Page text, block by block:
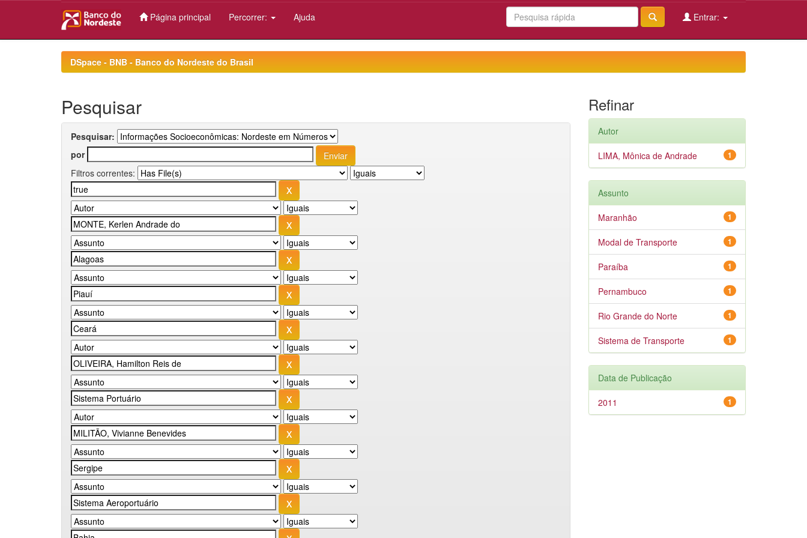
Página principal Percorrer: Ajuda Entrar:
DSpace - BNB - Banco do Nordeste do Brasil
Pesquisar
Pesquisar:
por
Filtros correntes:
Refinar
Autor
1
LIMA, Mônica de Andrade
Assunto
1
Maranhão
1
Modal de Transporte
1
Paraíba
1
Pernambuco
1
Rio Grande do Norte
1
Sistema de Transporte
Data de Publicação
1
2011